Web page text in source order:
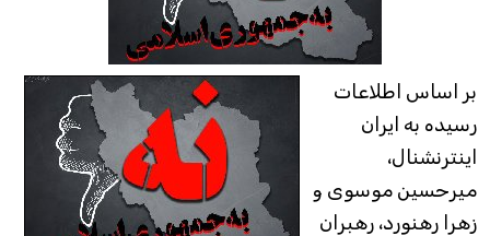
بر اساس اطلاعات
رسیده به ایران
اینترنشنال،
میرحسین موسوی و
زهرا رهنورد، رهبران